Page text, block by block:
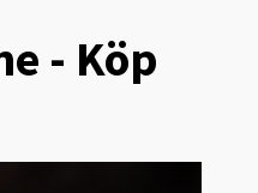
- Köp